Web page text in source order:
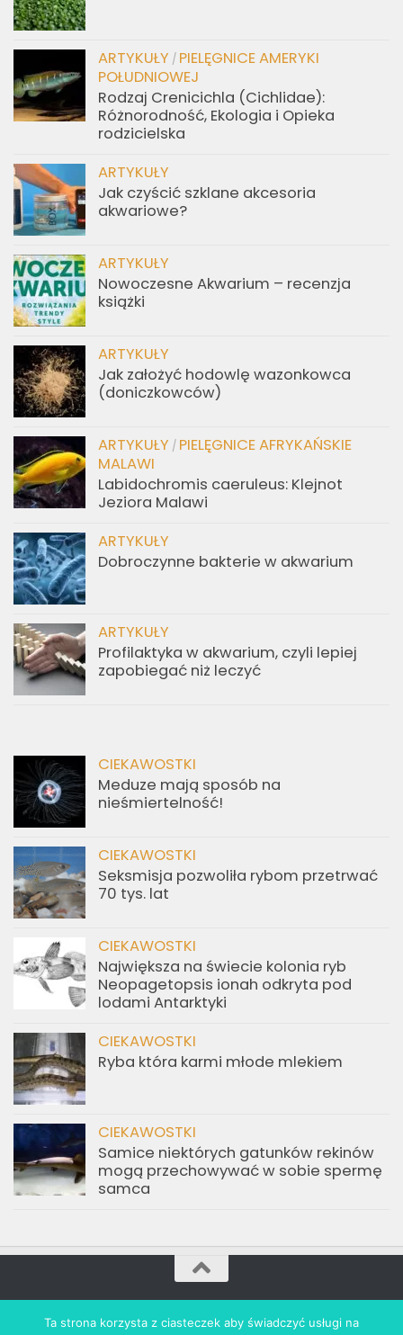
ARTYKUŁY / PIELĘGNICE AMERYKI
POŁUDNIOWEJ
Rodzaj Crenicichla (Cichlidae):
Różnorodność, Ekologia i Opieka
rodzicielska
ARTYKUŁY
Jak czyścić szklane akcesoria
akwariowe?
ARTYKUŁY
Nowoczesne Akwarium – recenzja
książki
ARTYKUŁY
Jak założyć hodowlę wazonkowca
(doniczkowców)
ARTYKUŁY / PIELĘGNICE AFRYKAŃSKIE
MALAWI
Labidochromis caeruleus: Klejnot
Jeziora Malawi
ARTYKUŁY
Dobroczynne bakterie w akwarium
ARTYKUŁY
Profilaktyka w akwarium, czyli lepiej
zapobiegać niż leczyć
CIEKAWOSTKI
Meduze mają sposób na
nieśmiertelność!
CIEKAWOSTKI
Seksmisja pozwoliła rybom przetrwać
70 tys. lat
CIEKAWOSTKI
Największa na świecie kolonia ryb
Neopagetopsis ionah odkryta pod
lodami Antarktyki
CIEKAWOSTKI
Ryba która karmi młode mlekiem
CIEKAWOSTKI
Samice niektórych gatunków rekinów
mogą przechowywać w sobie spermę
samca
revolta.marketing
Ta strona korzysta z ciasteczek aby świadczyć usługi na